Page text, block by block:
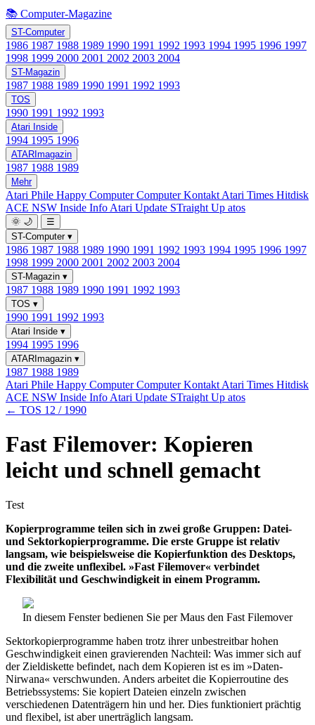
📚 Computer-Magazine
ST-Computer
1986 1987 1988 1989 1990 1991 1992 1993 1994 1995 1996 1997
1998 1999 2000 2001 2002 2003 2004
ST-Magazin
1987 1988 1989 1990 1991 1992 1993
TOS
1990 1991 1992 1993
Atari Inside
1994 1995 1996
ATARImagazin
1987 1988 1989
Mehr
Atari Phile Happy ComputerComputer Kontakt Atari Times Hitdisk
ACE NSW Inside Info Atari Update STraight Up atos
🌞 🌙
☰
ST-Computer ▾
1986 1987 1988 1989 1990 1991 1992 1993 1994 1995 1996 1997
1998 1999 2000 2001 2002 2003 2004
ST-Magazin ▾
1987 1988 1989 1990 1991 1992 1993
TOS ▾
1990 1991 1992 1993
Atari Inside ▾
1994 1995 1996
ATARImagazin ▾
1987 1988 1989
Atari Phile Happy ComputerComputer Kontakt Atari Times Hitdisk
ACE NSW Inside Info Atari Update STraight Up atos
← TOS 12 / 1990
Fast Filemover: Kopieren
leicht und schnell gemacht
Test
Kopierprogramme teilen sich in zwei große Gruppen: Datei-
und Sektorkopierprogramme. Die erste Gruppe ist relativ
langsam, wie beispielsweise die Kopierfunktion des Desktops,
und die zweite unflexibel. »Fast Filemover« verbindet
Flexibilität und Geschwindigkeit in einem Programm.
In diesem Fenster bedienen Sie per Maus den Fast Filemover
Sektorkopierprogramme haben trotz ihrer unbestreitbar hohen
Geschwindigkeit einen gravierenden Nachteil: Was immer sich auf
der Zieldiskette befindet, nach dem Kopieren ist es im »Daten-
Nirwana« verschwunden. Anders arbeitet die Kopierroutine des
Betriebssystems: Sie kopiert Dateien einzeln zwischen
verschiedenen Datenträgern hin und her. Dies funktioniert prächtig
und flexibel, ist aber unerträglich langsam.